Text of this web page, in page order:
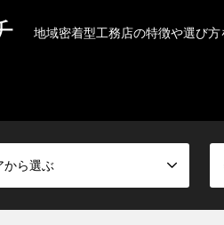
地域密着型工務店の特徴や選び方
から選ぶ